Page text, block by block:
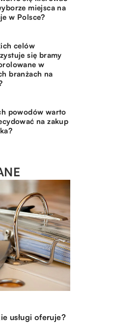
miejsca na
w Polsce?
celów
się bramy
w
branżach na
powodów warto
na zakup
usługi oferuje?
te